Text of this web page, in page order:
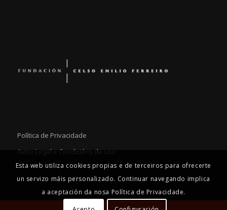
Política de Privacidade
Aviso Legal e Condicións de uso
Esta web utiliza cookies propias e de terceiros para ofrecerte
un servizo máis personalizado. Continuar navegando implica
a aceptación da nosa Política de Privacidade.